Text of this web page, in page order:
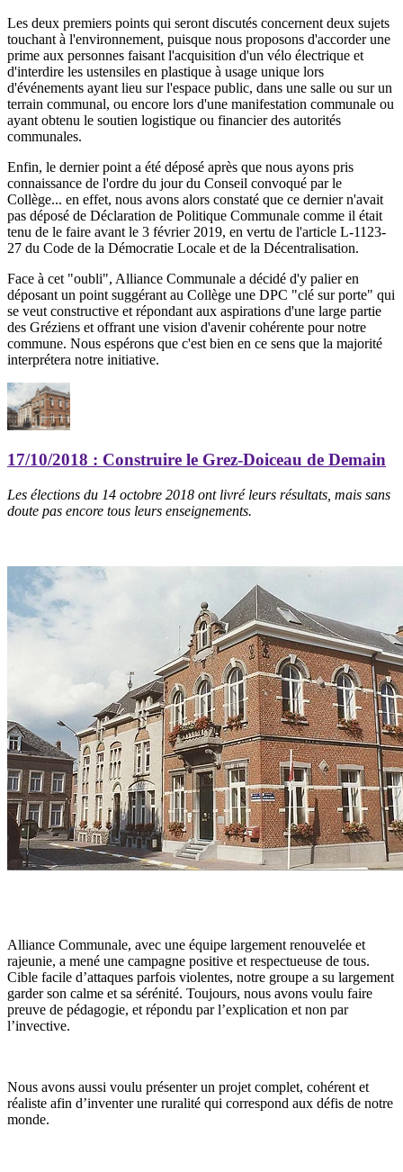
Les deux premiers points qui seront discutés concernent deux sujets
touchant à l'environnement, puisque nous proposons d'accorder une
prime aux personnes faisant l'acquisition d'un vélo électrique et
d'interdire les ustensiles en plastique à usage unique lors
d'événements ayant lieu sur l'espace public, dans une salle ou sur un
terrain communal, ou encore lors d'une manifestation communale ou
ayant obtenu le soutien logistique ou financier des autorités
communales.
Enfin, le dernier point a été déposé après que nous ayons pris
connaissance de l'ordre du jour du Conseil convoqué par le
Collège... en effet, nous avons alors constaté que ce dernier n'avait
pas déposé de Déclaration de Politique Communale comme il était
tenu de le faire avant le 3 février 2019, en vertu de l'article L-1123-
27 du Code de la Démocratie Locale et de la Décentralisation.
Face à cet "oubli", Alliance Communale a décidé d'y palier en
déposant un point suggérant au Collège une DPC "clé sur porte" qui
se veut constructive et répondant aux aspirations d'une large partie
des Gréziens et offrant une vision d'avenir cohérente pour notre
commune. Nous espérons que c'est bien en ce sens que la majorité
interprétera notre initiative.
17/10/2018 : Construire le Grez-Doiceau de Demain
Les élections du 14 octobre 2018 ont livré leurs résultats, mais sans
doute pas encore tous leurs enseignements.
Alliance Communale, avec une équipe largement renouvelée et
rajeunie, a mené une campagne positive et respectueuse de tous.
Cible facile d’attaques parfois violentes, notre groupe a su largement
garder son calme et sa sérénité. Toujours, nous avons voulu faire
preuve de pédagogie, et répondu par l’explication et non par
l’invective.
Nous avons aussi voulu présenter un projet complet, cohérent et
réaliste afin d’inventer une ruralité qui correspond aux défis de notre
monde.